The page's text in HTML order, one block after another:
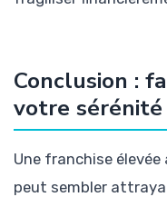
Conclusion :
votre sérénité
Une franchise
peut sembler